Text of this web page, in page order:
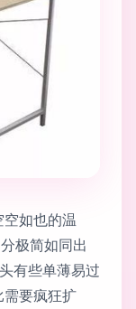
如也的温
极简如同出
有些单薄易过
要疯狂扩